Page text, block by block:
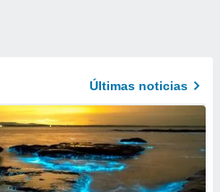
Últimas noticias